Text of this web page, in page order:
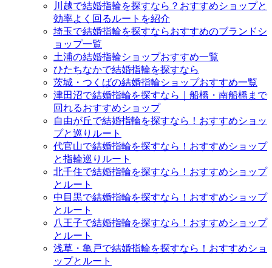
川越で結婚指輪を探すなら？おすすめショップと
効率よく回るルートを紹介
埼玉で結婚指輪を探すならおすすめのブランドシ
ョップ一覧
土浦の結婚指輪ショップおすすめ一覧
ひたちなかで結婚指輪を探すなら
茨城・つくばの結婚指輪ショップおすすめ一覧
津田沼で結婚指輪を探すなら｜船橋・南船橋まで
回れるおすすめショップ
自由が丘で結婚指輪を探すなら！おすすめショッ
プと巡りルート
代官山で結婚指輪を探すなら！おすすめショップ
と指輪巡りルート
北千住で結婚指輪を探すなら！おすすめショップ
とルート
中目黒で結婚指輪を探すなら！おすすめショップ
とルート
八王子で結婚指輪を探すなら！おすすめショップ
とルート
浅草・亀戸で結婚指輪を探すなら！おすすめショ
ップとルート